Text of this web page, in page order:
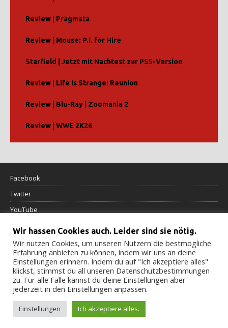
Review | Pragmata
Review | Mouse: P.I. for Hire
Starfield | Jetzt mit Nachtest zur PS5-Version
Review | Life is Strange: Reunion
Review | Blu-Ray | Zoomania 2
Review | WWE 2K26
Facebook
Twitter
YouTube
Datenschutzerklärung
Impressum
Cookierichtlinie
Wir hassen Cookies auch. Leider sind sie nötig.
Wir nutzen Cookies, um unseren Nutzern die bestmögliche
Erfahrung anbieten zu können, indem wir uns an deine
Einstellungen erinnern. Indem du auf "Ich akzeptiere alles"
klickst, stimmst du all unseren Datenschutzbestimmungen
zu. Für alle Fälle kannst du deine Einstellungen aber
jederzeit in den Einstellungen anpassen.
Einstellungen Ich akzeptiere alles.